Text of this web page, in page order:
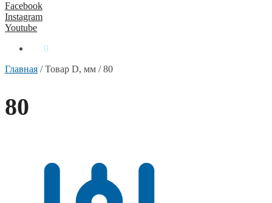
Facebook
Instagram
Youtube
0
Главная /Товар D, мм /80
80